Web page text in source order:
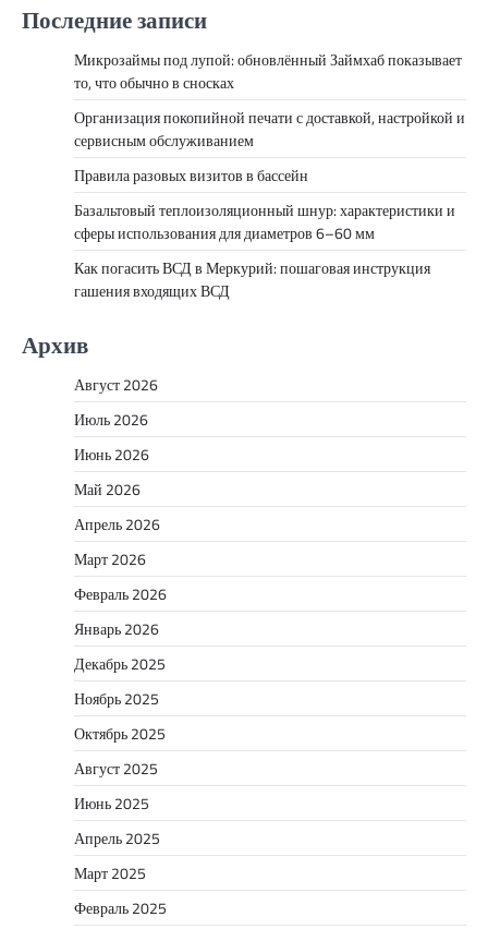
Последние записи
Микрозаймы под лупой: обновлённый Займхаб показывает
то, что обычно в сносках
Организация покопийной печати с доставкой, настройкой и
сервисным обслуживанием
Правила разовых визитов в бассейн
Базальтовый теплоизоляционный шнур: характеристики и
сферы использования для диаметров 6–60 мм
Как погасить ВСД в Меркурий: пошаговая инструкция
гашения входящих ВСД
Архив
Август 2026
Июль 2026
Июнь 2026
Май 2026
Апрель 2026
Март 2026
Февраль 2026
Январь 2026
Декабрь 2025
Ноябрь 2025
Октябрь 2025
Август 2025
Июнь 2025
Апрель 2025
Март 2025
Февраль 2025